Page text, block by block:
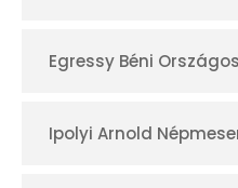
Egressy Béni
Ipolyi Arnold